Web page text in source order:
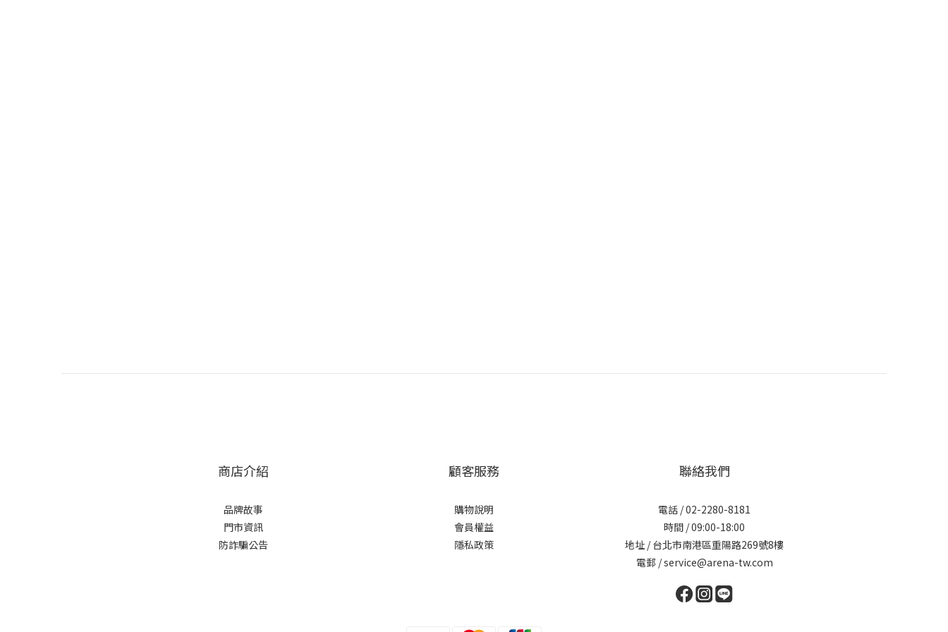
商店介紹
品牌故事
門市資訊
防詐騙公告
顧客服務
購物說明
會員權益
隱私政策
聯絡我們
電話 / 02-2280-8181
時間 / 09:00-18:00
地址 / 台北市南港區重陽路269號8樓
電郵 / service@arena-tw.com